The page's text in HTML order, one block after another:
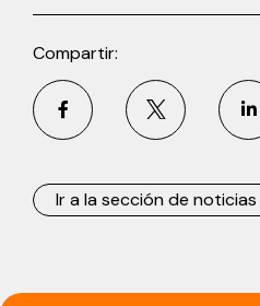
Compartir:
Ir a la sección de noticias